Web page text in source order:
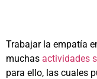
Trabajar la empatía
muchas actividades
para ello, las cuales